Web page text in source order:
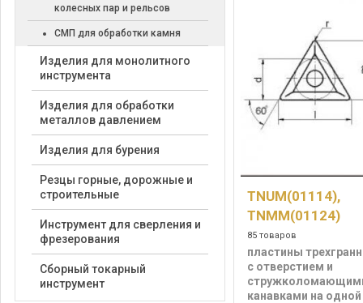
колесных пар и рельсов
СМП для обработки камня
Изделия для монолитного
инструмента
Изделия для обработки
металлов давлением
Изделия для бурения
Резцы горные, дорожные и
строительные
Инструмент для сверления и
фрезерования
Сборный токарный
инструмент
TNUM(01114),
TNMM(01124)
85 товаров
пластины
с отверстием и
канавками на